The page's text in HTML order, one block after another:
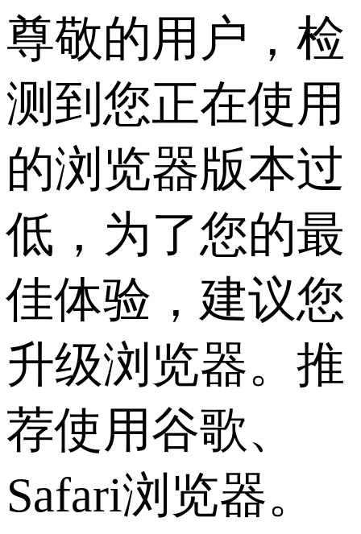
尊敬的用户，检
测到您正在使用
的浏览器版本过
低，为了您的最
佳体验，建议您
升级浏览器。推
荐使用谷歌、
Safari浏览器。